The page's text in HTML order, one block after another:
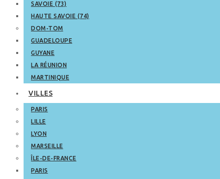
SAVOIE (73)
HAUTE SAVOIE (74)
DOM-TOM
GUADELOUPE
GUYANE
LA RÉUNION
MARTINIQUE
VILLES
PARIS
LILLE
LYON
MARSEILLE
ÎLE-DE-FRANCE
PARIS